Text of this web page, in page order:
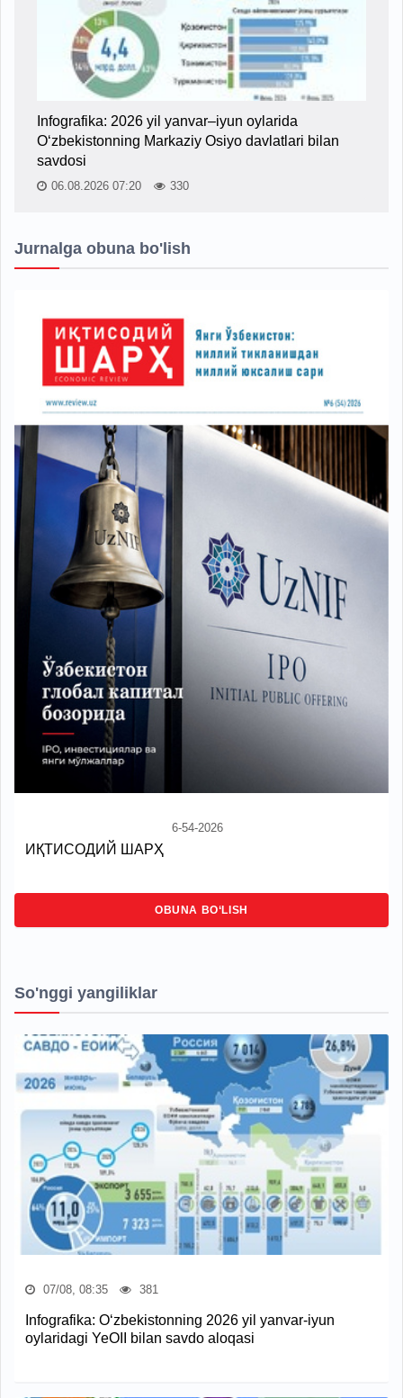
Infografika: 2026 yil yanvar–iyun oylarida
O‘zbekistonning Markaziy Osiyo davlatlari bilan
savdosi
06.08.2026 07:20 330
Jurnalga obuna bo'lish
6-54-2026
ИҚТИСОДИЙ ШАРҲ
OBUNA BO‘LISH
So'nggi yangiliklar
07/08, 08:35 381
Infografika: O‘zbekistonning 2026 yil yanvar-iyun
oylaridagi YeOII bilan savdo aloqasi